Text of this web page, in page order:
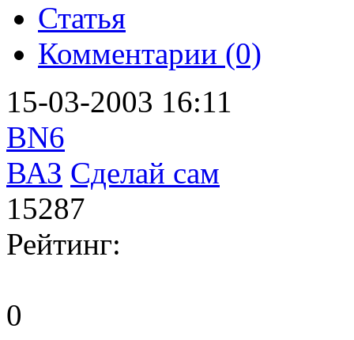
Статья
Комментарии (0)
15-03-2003 16:11
BN6
ВАЗ Сделай сам
15287
Рейтинг:
0